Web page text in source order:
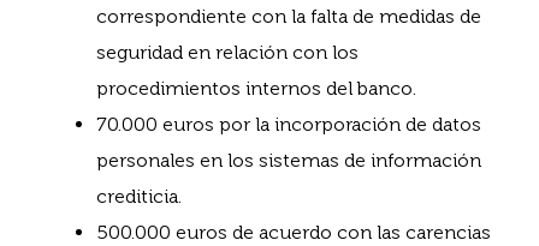
correspondiente con la falta de medidas de
seguridad en relación con los
procedimientos internos del banco.
70.000 euros por la incorporación de datos
personales en los sistemas de información
crediticia.
500.000 euros de acuerdo con las carencias